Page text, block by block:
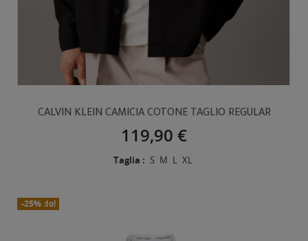
CALVIN KLEIN CAMICIA COTONE TAGLIO REGULAR
119,90 €
Taglia : S M L XL
In Saldo!
Nuovo
-25%